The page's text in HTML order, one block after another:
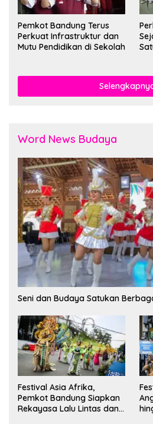
Pemkot Bandung Terus
Perkuat Infrastruktur dan
Mutu Pendidikan di Sekolah
Word News Budaya
Seni dan Budaya Satukan
Festival Asia Afrika,
Pemkot Bandung Siapkan
Rekayasa Lalu Lintas dan